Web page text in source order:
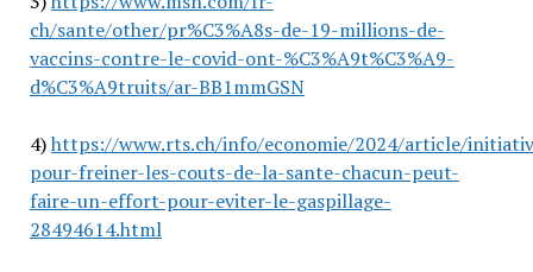
ch/sante/other/pr%C3%A8s-de-19-millions-de-
vaccins-contre-le-covid-ont-%C3%A9t%C3%A9-
d%C3%A9truits/ar-BB1mmGSN
4)https://www.rts.ch/info/economie/2024/article/
pour-freiner-les-couts-de-la-sante-chacun-peut-
faire-un-effort-pour-eviter-le-gaspillage-
28494614.html